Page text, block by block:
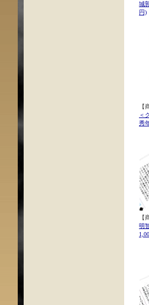
城
円)
【
＜
秀
【
明